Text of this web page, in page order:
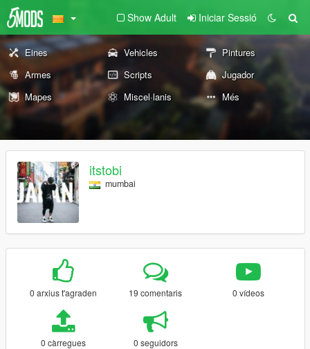
Show Adult Iniciar Sessió
Eines Vehicles
Pintures
Armes
Scripts
Jugador
Mapes
Miscel·lanis Més
itstobi
mumbai
0 arxius t'agraden 19 comentaris 0 vídeos
0 càrregues 0 seguidors